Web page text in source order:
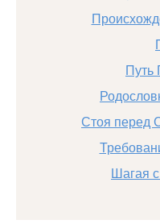
Путь
Стоя перед
Шагая